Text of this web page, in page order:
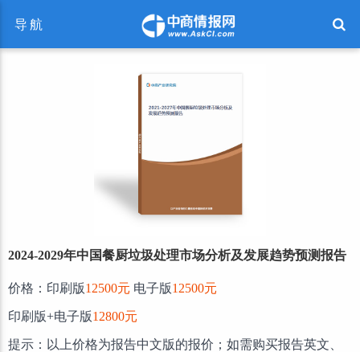
导航
2024-2029年中国餐厨垃圾处理市场分析及发展趋势预测报告
价格：印刷版12500元 电子版12500元
印刷版+电子版12800元
提示：以上价格为报告中文版的报价；如需购买报告英文、